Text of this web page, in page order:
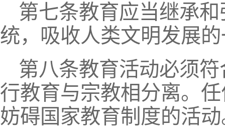
第七条教育应当继承
统，吸收人类文明发展
第八条教育活动必须
行教育与宗教相分离。
妨碍国家教育制度的活